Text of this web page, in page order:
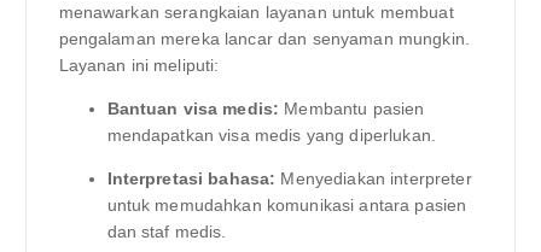
menawarkan serangkaian layanan untuk membuat
pengalaman mereka lancar dan senyaman mungkin.
Layanan ini meliputi:
Bantuan visa medis: Membantu pasien
mendapatkan visa medis yang diperlukan.
Interpretasi bahasa: Menyediakan interpreter
untuk memudahkan komunikasi antara pasien
dan staf medis.